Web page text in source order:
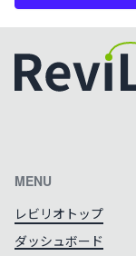
MENU
レビリオトップ
ダッシュボード